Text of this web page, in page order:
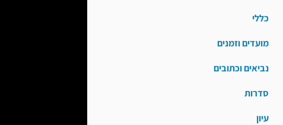
כללי
מועדים וזמנים
נביאים וכתובים
סדרות
עיון